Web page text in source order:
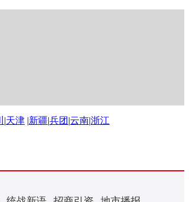
|天津 |新疆|兵团 |云南|浙江